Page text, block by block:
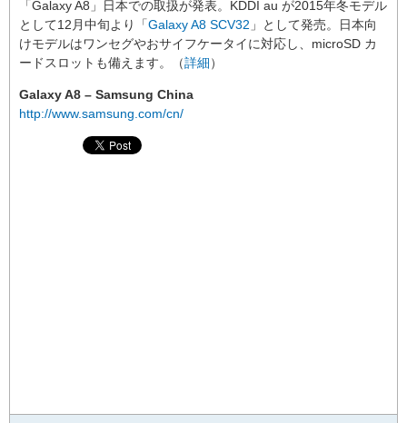
「Galaxy A8」日本での取扱が発表。KDDI au が2015年冬モデル
として12月中旬より「Galaxy A8 SCV32 」として発売。日本向
けモデルはワンセグやおサイフケータイに対応し、microSD カ
ードスロットも備えます。（詳細）
Galaxy A8 – Samsung China
http://www.samsung.com/cn/